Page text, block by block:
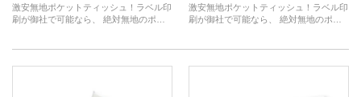
激安無地ポケットティッシュ！ラベル印
刷が御社で可能なら、 絶対無地のポケ
激安無地ポケットティッシュ！ラベル印
刷が御社で可能なら、 絶対無地のポケ